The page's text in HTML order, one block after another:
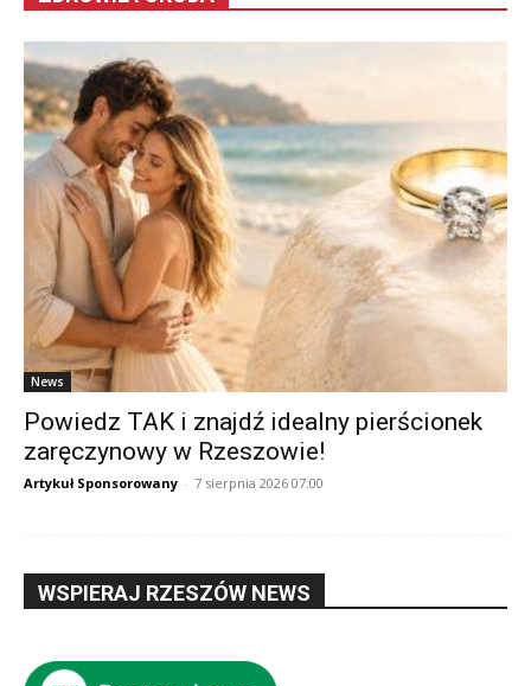
News
Powiedz TAK i znajdź idealny pierścionek
zaręczynowy w Rzeszowie!
Artykuł Sponsorowany - 7 sierpnia 2026 07:00
WSPIERAJ RZESZÓW NEWS